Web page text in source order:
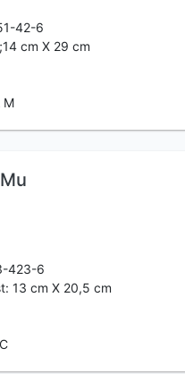
42-6
cm X 29 cm
M
423-6
13 cm X 20,5 cm